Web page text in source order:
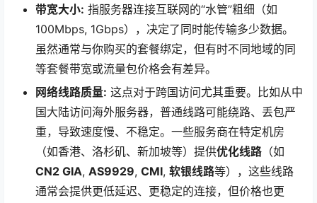
带宽大小: 指服务器连接互联网的“水管”粗细（如
100Mbps, 1Gbps），决定了同时能传输多少数据。
虽然通常与你购买的套餐绑定，但有时不同地域的同
等套餐带宽或流量包价格会有差异。
网络线路质量: 这点对于跨国访问尤其重要。比如从中
国大陆访问海外服务器，普通线路可能绕路、丢包严
重，导致速度慢、不稳定。一些服务商在特定机房
（如香港、洛杉矶、新加坡等）提供优化线路 （如
CN2 GIA, AS9929, CMI, 软银线路等），这些线路
通常会提供更低延迟、更稳定的连接，但价格也更